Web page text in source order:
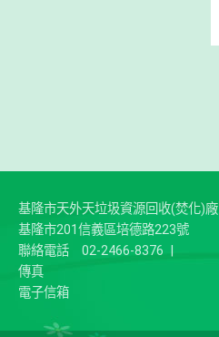
基隆市天外天垃圾資源回收(焚化)廠
基隆市201信義區培德路223號
聯絡電話
02-2466-8376
傳真
電子信箱